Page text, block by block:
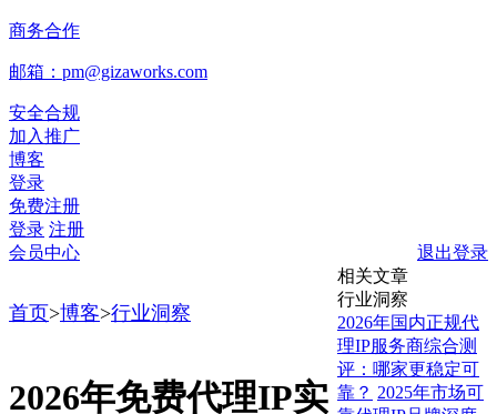
商务合作
邮箱：pm@gizaworks.com
安全合规
加入推广
博客
登录
免费注册
登录 注册
会员中心
退出登录
首页>博客>行业洞察
2026年免费代理IP实
相关文章
行业洞察
2026年国内正规代
理IP服务商综合测
评：哪家更稳定可
靠？ 2025年市场可